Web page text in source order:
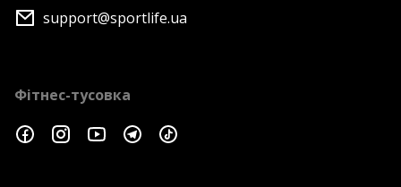
support@sportlife.ua
Фітнес-тусовка